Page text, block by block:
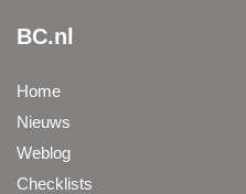
BC.nl
Home
Nieuws
Weblog
Checklists